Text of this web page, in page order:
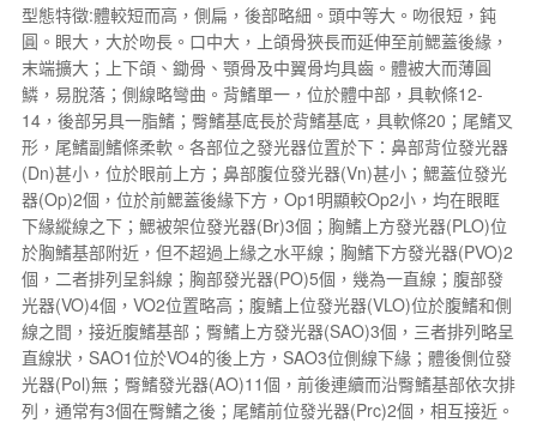
型態特徵:體較短而高，側扁，後部略細。頭中等大。吻很短，鈍
圓。眼大，大於吻長。口中大，上頜骨狹長而延伸至前鰓蓋後緣，
末端擴大；上下頜、鋤骨、顎骨及中翼骨均具齒。體被大而薄圓
鱗，易脫落；側線略彎曲。背鰭單一，位於體中部，具軟條12-
14，後部另具一脂鰭；臀鰭基底長於背鰭基底，具軟條20；尾鰭叉
形，尾鰭副鰭條柔軟。各部位之發光器位置於下：鼻部背位發光器
(Dn)甚小，位於眼前上方；鼻部腹位發光器(Vn)甚小；鰓蓋位發光
器(Op)2個，位於前鰓蓋後緣下方，Op1明顯較Op2小，均在眼眶
下緣縱線之下；鰓被架位發光器(Br)3個；胸鰭上方發光器(PLO)位
於胸鰭基部附近，但不超過上緣之水平線；胸鰭下方發光器(PVO)2
個，二者排列呈斜線；胸部發光器(PO)5個，幾為一直線；腹部發
光器(VO)4個，VO2位置略高；腹鰭上位發光器(VLO)位於腹鰭和側
線之間，接近腹鰭基部；臀鰭上方發光器(SAO)3個，三者排列略呈
直線狀，SAO1位於VO4的後上方，SAO3位側線下緣；體後側位發
光器(Pol)無；臀鰭發光器(AO)11個，前後連續而沿臀鰭基部依次排
列，通常有3個在臀鰭之後；尾鰭前位發光器(Prc)2個，相互接近。